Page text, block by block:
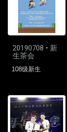
20190708 • 新
生茶会
108级新生